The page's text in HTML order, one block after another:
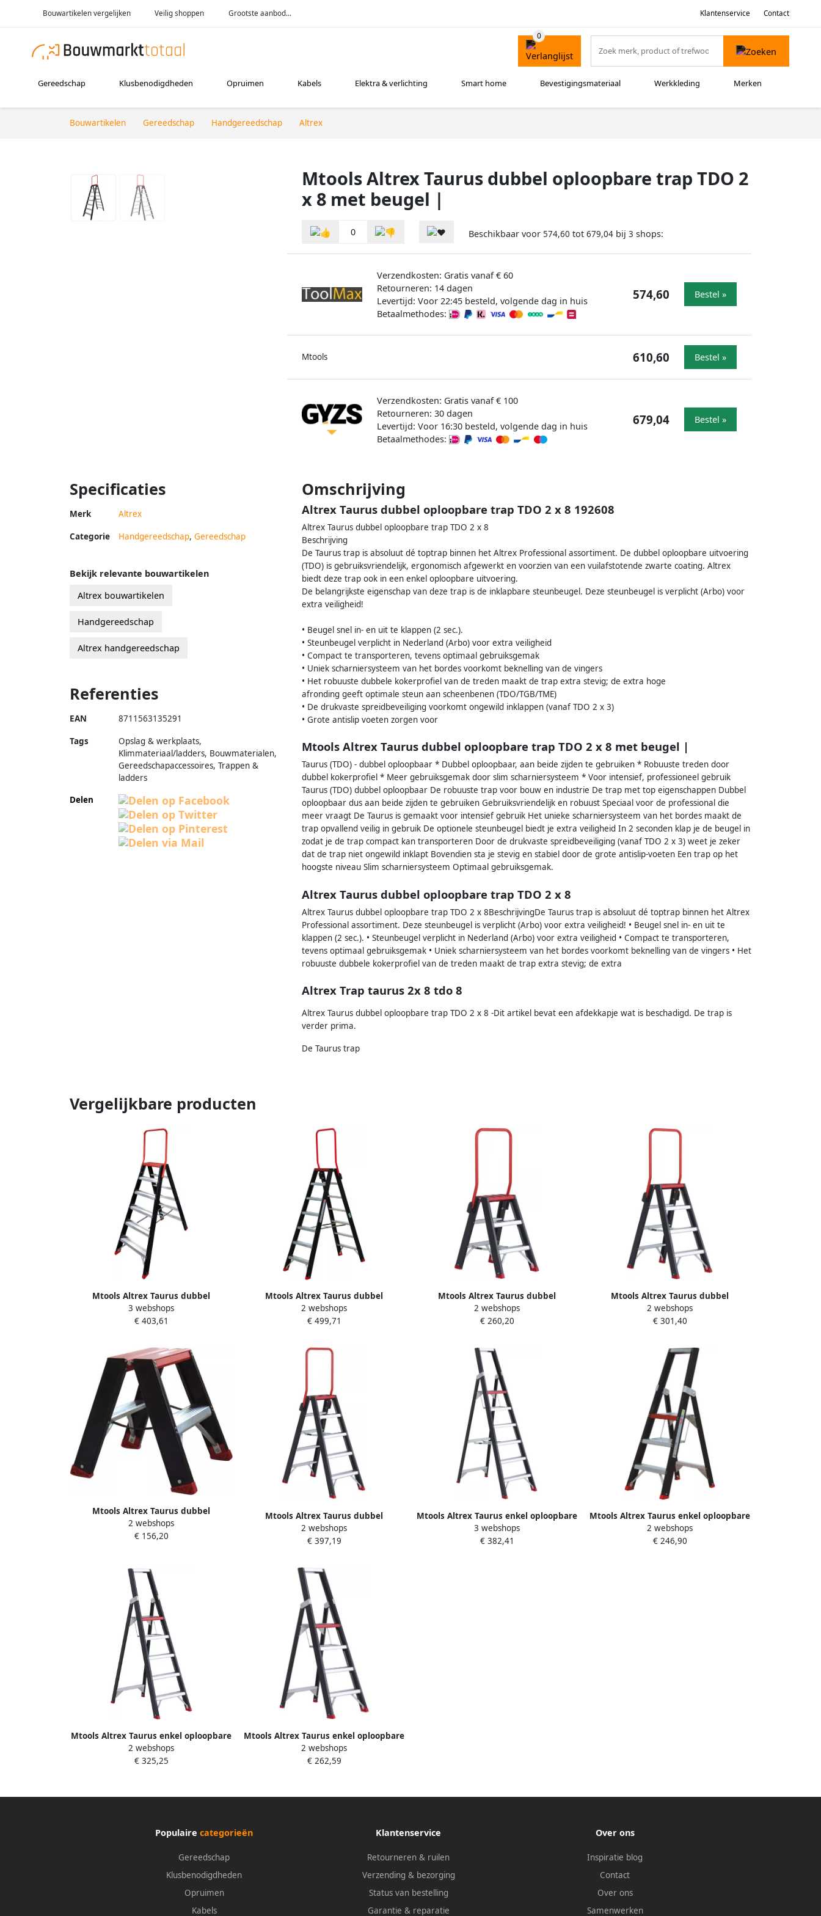
Bouwartikelen vergelijken Veilig shoppen Grootste aanbod... Klantenservice Contact
Gereedschap Klusbenodigdheden Opruimen Kabels Elektra & verlichting Smart home Bevestigingsmateriaal Werkkleding Merken
Bouwartikelen Gereedschap Handgereedschap Altrex
Mtools Altrex Taurus dubbel oploopbare trap TDO 2
x 8 met beugel |
0 Beschikbaar voor 574,60 tot 679,04 bij 3 shops:
Verzendkosten: Gratis vanaf € 60
Retourneren: 14 dagen
Levertijd: Voor 22:45 besteld, volgende dag in huis
Betaalmethodes:
574,60 Bestel »
Mtools 610,60 Bestel »
Verzendkosten: Gratis vanaf € 100
Retourneren: 30 dagen
Levertijd: Voor 16:30 besteld, volgende dag in huis
Betaalmethodes:
679,04 Bestel »
Specificaties
Merk Altrex
Categorie Handgereedschap, Gereedschap
Omschrijving
Altrex Taurus dubbel oploopbare trap TDO 2 x 8 192608
Altrex Taurus dubbel oploopbare trap TDO 2 x 8
Beschrijving
De Taurus trap is absoluut dé toptrap binnen het Altrex Professional assortiment. De dubbel oploopbare uitvoering
(TDO) is gebruiksvriendelijk, ergonomisch afgewerkt en voorzien van een vuilafstotende zwarte coating. Altrex
biedt deze trap ook in een enkel oploopbare uitvoering.
De belangrijkste eigenschap van deze trap is de inklapbare steunbeugel. Deze steunbeugel is verplicht (Arbo) voor
extra veiligheid!
• Beugel snel in- en uit te klappen (2 sec.).
• Steunbeugel verplicht in Nederland (Arbo) voor extra veiligheid
• Compact te transporteren, tevens optimaal gebruiksgemak
• Uniek scharniersysteem van het bordes voorkomt beknelling van de vingers
• Het robuuste dubbele kokerprofiel van de treden maakt de trap extra stevig; de extra hoge
afronding geeft optimale steun aan scheenbenen (TDO/TGB/TME)
• De drukvaste spreidbeveiliging voorkomt ongewild inklappen (vanaf TDO 2 x 3)
• Grote antislip voeten zorgen voor
Mtools Altrex Taurus dubbel oploopbare trap TDO 2 x 8 met beugel |
Taurus (TDO) - dubbel oploopbaar * Dubbel oploopbaar, aan beide zijden te gebruiken * Robuuste treden door
dubbel kokerprofiel * Meer gebruiksgemak door slim scharniersysteem * Voor intensief, professioneel gebruik
Taurus (TDO) dubbel oploopbaar De robuuste trap voor bouw en industrie De trap met top eigenschappen Dubbel
oploopbaar dus aan beide zijden te gebruiken Gebruiksvriendelijk en robuust Speciaal voor de professional die
meer vraagt De Taurus is gemaakt voor intensief gebruik Het unieke scharniersysteem van het bordes maakt de
trap opvallend veilig in gebruik De optionele steunbeugel biedt je extra veiligheid In 2 seconden klap je de beugel in
zodat je de trap compact kan transporteren Door de drukvaste spreidbeveiliging (vanaf TDO 2 x 3) weet je zeker
dat de trap niet ongewild inklapt Bovendien sta je stevig en stabiel door de grote antislip-voeten Een trap op het
hoogste niveau Slim scharniersysteem Optimaal gebruiksgemak.
Altrex Taurus dubbel oploopbare trap TDO 2 x 8
Altrex Taurus dubbel oploopbare trap TDO 2 x 8BeschrijvingDe Taurus trap is absoluut dé toptrap binnen het Altrex
Professional assortiment. Deze steunbeugel is verplicht (Arbo) voor extra veiligheid! • Beugel snel in- en uit te
klappen (2 sec.). • Steunbeugel verplicht in Nederland (Arbo) voor extra veiligheid • Compact te transporteren,
tevens optimaal gebruiksgemak • Uniek scharniersysteem van het bordes voorkomt beknelling van de vingers • Het
robuuste dubbele kokerprofiel van de treden maakt de trap extra stevig; de extra
Altrex Trap taurus 2x 8 tdo 8
Altrex Taurus dubbel oploopbare trap TDO 2 x 8 -Dit artikel bevat een afdekkapje wat is beschadigd. De trap is
verder prima.
De Taurus trap
Bekijk relevante bouwartikelen
Altrex bouwartikelen
Handgereedschap
Altrex handgereedschap
Referenties
EAN 8711563135291
Tags
Opslag & werkplaats,
Klimmateriaal/ladders, Bouwmaterialen,
Gereedschapaccessoires, Trappen &
ladders
Delen
Vergelijkbare producten
Mtools Altrex Taurus dubbel
oploopbare trap TDO 2 x 6 met beugel
|
3 webshops
€ 403,61
Mtools Altrex Taurus dubbel
oploopbare trap TDO 2 x 7 met beugel
|
2 webshops
€ 499,71
Mtools Altrex Taurus dubbel
oploopbare trap TDO 2 x 3 met beugel
|
2 webshops
€ 260,20
Mtools Altrex Taurus dubbel
oploopbare trap TDO 2 x 4 met beugel
|
2 webshops
€ 301,40
Mtools Altrex Taurus dubbel
oploopbare trap TDO 2 x 2 zonder
beugel |
2 webshops
€ 156,20
Mtools Altrex Taurus dubbel
oploopbare trap TDO 2 x 5 met beugel
|
2 webshops
€ 397,19
Mtools Altrex Taurus enkel oploopbare
trap TGB 6 |
3 webshops
€ 382,41
Mtools Altrex Taurus enkel oploopbare
trap TGB 3 |
2 webshops
€ 246,90
Mtools Altrex Taurus enkel oploopbare
trap TGB 5 |
2 webshops
€ 325,25
Mtools Altrex Taurus enkel oploopbare
trap TGB 4 |
2 webshops
€ 262,59
Populaire categorieën
Gereedschap
Klusbenodigdheden
Opruimen
Kabels
Klantenservice
Retourneren & ruilen
Verzending & bezorging
Status van bestelling
Garantie & reparatie
Over ons
Inspiratie blog
Contact
Over ons
Samenwerken